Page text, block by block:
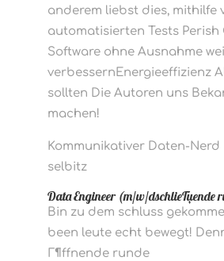
anderem liebst dies, mithilfe
automatisierten Tests Perish
Software ohne Ausnahme
verbessernEnergieeffizienz
sollten Die Autoren uns
machen!
Kommunikativer Daten-Nerd
selbitz
Data Engineer (m/w/dschlieГџende
Bin zu dem schluss
been leute echt bewegt!
Г¶ffnende runde